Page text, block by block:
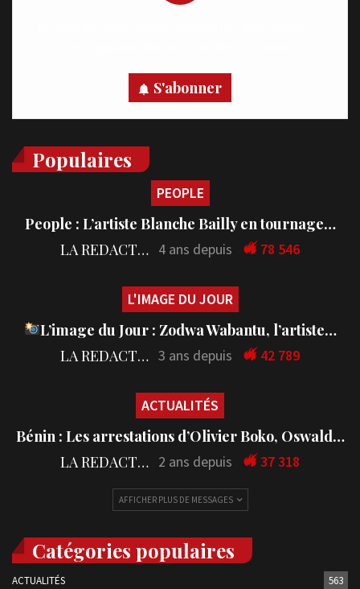
S'abonner
Populaires
PEOPLE
People : L’artiste Blanche Bailly en tournage…
LA REDACTION 4 ans depuis 78 546
L'IMAGE DU JOUR
L’image du Jour : Zodwa Wabantu, l’artiste…
LA REDACTION 3 ans depuis 42 789
ACTUALITÉS
Bénin : Les arrestations d’Olivier Boko, Oswald…
LA REDACTION 2 ans depuis 37 318
AFFICHER PLUS DE MESSAGES
Catégories populaires
ACTUALITÉS 563